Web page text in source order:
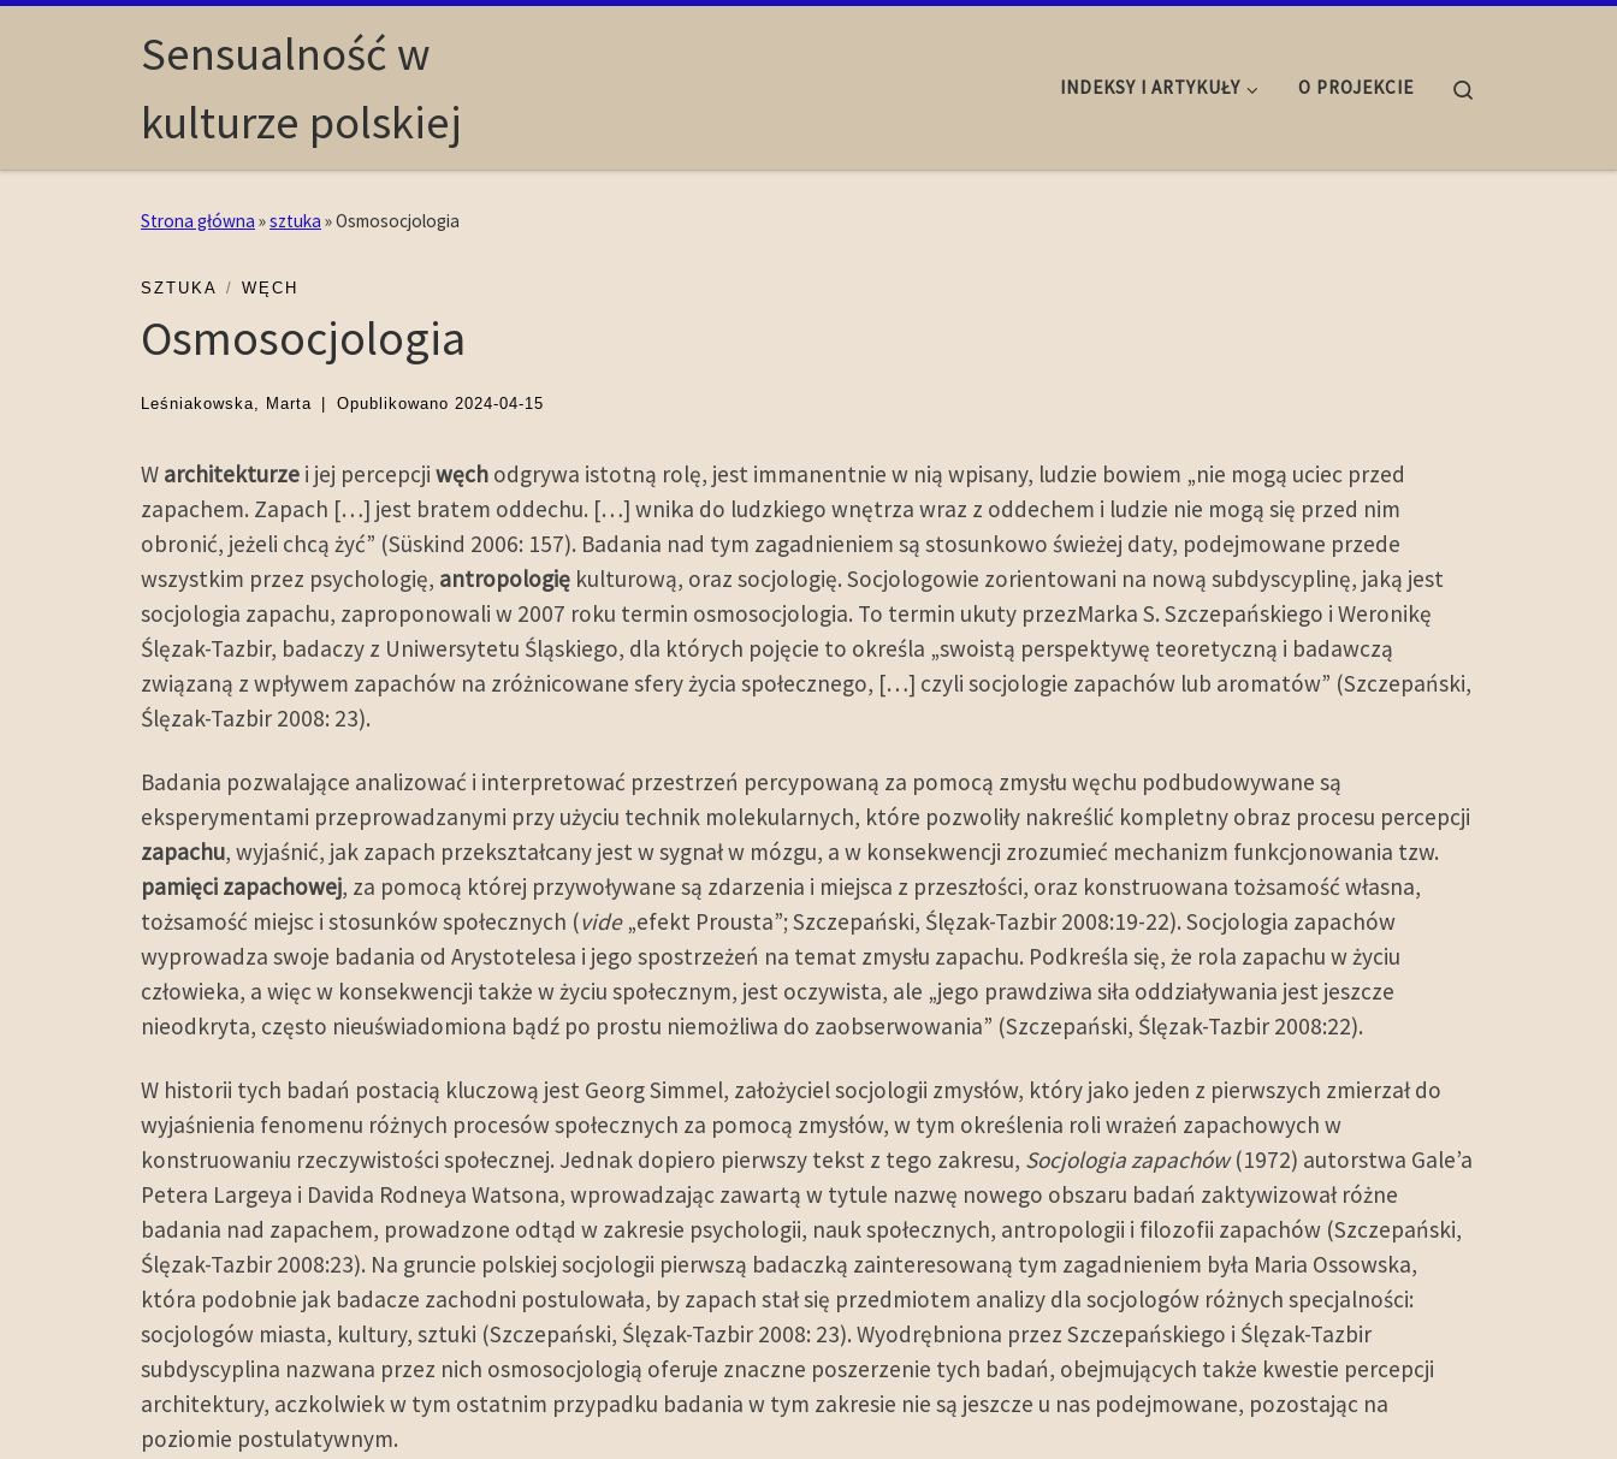
Skip to contentSensualność w
kulturze polskiej
INDEKSY I ARTYKUŁY O PROJEKCIE
Strona główna »sztuka »Osmosocjologia
SZTUKA WĘCH
Osmosocjologia
Leśniakowska, Marta Opublikowano 2024-04-15
W architekturze i jej percepcji węch odgrywa istotną rolę, jest immanentnie w nią wpisany, ludzie bowiem „nie mogą uciec przed
zapachem. Zapach […] jest bratem oddechu. […] wnika do ludzkiego wnętrza wraz z oddechem i ludzie nie mogą się przed nim
obronić, jeżeli chcą żyć” (Süskind 2006: 157). Badania nad tym zagadnieniem są stosunkowo świeżej daty, podejmowane przede
wszystkim przez psychologię, antropologię kulturową, oraz socjologię. Socjologowie zorientowani na nową subdyscyplinę, jaką jest
socjologia zapachu, zaproponowali w 2007 roku termin osmosocjologia. To termin ukuty przezMarka S. Szczepańskiego i Weronikę
Ślęzak-Tazbir, badaczy z Uniwersytetu Śląskiego, dla których pojęcie to określa „swoistą perspektywę teoretyczną i badawczą
związaną z wpływem zapachów na zróżnicowane sfery życia społecznego, […] czyli socjologie zapachów lub aromatów” (Szczepański,
Ślęzak-Tazbir 2008: 23).
Badania pozwalające analizować i interpretować przestrzeń percypowaną za pomocą zmysłu węchu podbudowywane są
eksperymentami przeprowadzanymi przy użyciu technik molekularnych, które pozwoliły nakreślić kompletny obraz procesu percepcji
zapachu, wyjaśnić, jak zapach przekształcany jest w sygnał w mózgu, a w konsekwencji zrozumieć mechanizm funkcjonowania tzw.
pamięci zapachowej, za pomocą której przywoływane są zdarzenia i miejsca z przeszłości, oraz konstruowana tożsamość własna,
tożsamość miejsc i stosunków społecznych (vide„efekt Prousta”; Szczepański, Ślęzak-Tazbir 2008:19-22). Socjologia zapachów
wyprowadza swoje badania od Arystotelesa i jego spostrzeżeń na temat zmysłu zapachu. Podkreśla się, że rola zapachu w życiu
człowieka, a więc w konsekwencji także w życiu społecznym, jest oczywista, ale „jego prawdziwa siła oddziaływania jest jeszcze
nieodkryta, często nieuświadomiona bądź po prostu niemożliwa do zaobserwowania” (Szczepański, Ślęzak-Tazbir 2008:22).
W historii tych badań postacią kluczową jest Georg Simmel, założyciel socjologii zmysłów, który jako jeden z pierwszych zmierzał do
wyjaśnienia fenomenu różnych procesów społecznych za pomocą zmysłów, w tym określenia roli wrażeń zapachowych w
konstruowaniu rzeczywistości społecznej. Jednak dopiero pierwszy tekst z tego zakresu, Socjologia zapachów(1972) autorstwa Gale’a
Petera Largeya i Davida Rodneya Watsona, wprowadzając zawartą w tytule nazwę nowego obszaru badań zaktywizował różne
badania nad zapachem, prowadzone odtąd w zakresie psychologii, nauk społecznych, antropologii i filozofii zapachów (Szczepański,
Ślęzak-Tazbir 2008:23). Na gruncie polskiej socjologii pierwszą badaczką zainteresowaną tym zagadnieniem była Maria Ossowska,
która podobnie jak badacze zachodni postulowała, by zapach stał się przedmiotem analizy dla socjologów różnych specjalności:
socjologów miasta, kultury, sztuki (Szczepański, Ślęzak-Tazbir 2008: 23). Wyodrębniona przez Szczepańskiego i Ślęzak-Tazbir
subdyscyplina nazwana przez nich osmosocjologią oferuje znaczne poszerzenie tych badań, obejmujących także kwestie percepcji
architektury, aczkolwiek w tym ostatnim przypadku badania w tym zakresie nie są jeszcze u nas podejmowane, pozostając na
poziomie postulatywnym.